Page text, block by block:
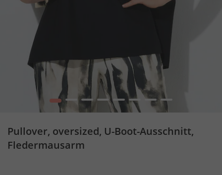
1 2 3 4 5 6 7 8
Pullover, oversized, U-Boot-Ausschnitt,
Fledermausarm